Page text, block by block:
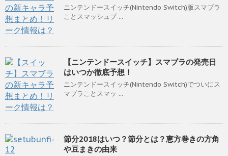
ニンテンドースイッチ(Nintendo Switch)版スマブラ
ことスマッシュブ ...
【ニンテンドースイッチ】スマブラの発売日
はいつか徹底予想！
ニンテンドースイッチ(Nintendo Switch)でついにス
マブラことスマッ ...
節分2018はいつ？節分とは？恵方巻きの方角
や豆まきの由来